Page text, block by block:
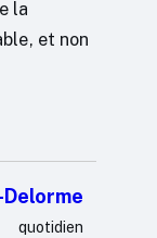
la
et non
quotidien